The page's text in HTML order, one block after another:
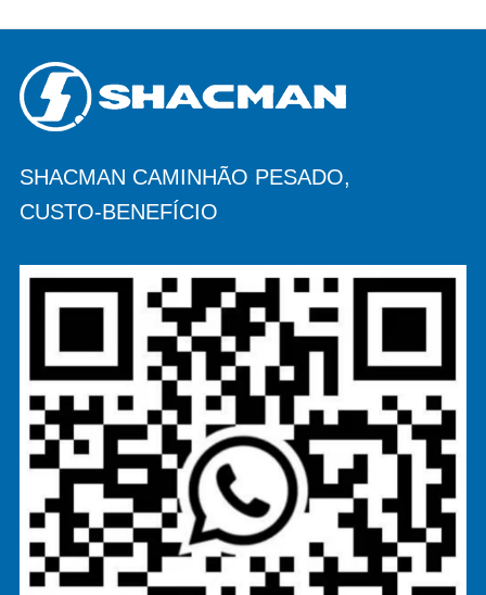
SHACMAN CAMINHÃO PESADO,
CUSTO-BENEFÍCIO